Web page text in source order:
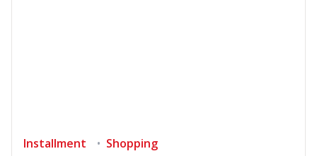
Installment Shopping